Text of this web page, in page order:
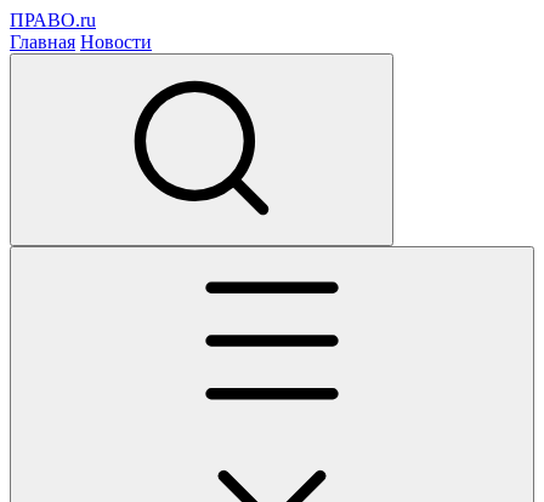
ПРАВО.ru
Главная Новости